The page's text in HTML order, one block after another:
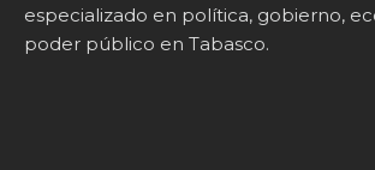
especializado en política, gobierno,
poder público en Tabasco.